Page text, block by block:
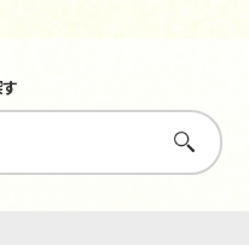
さがす